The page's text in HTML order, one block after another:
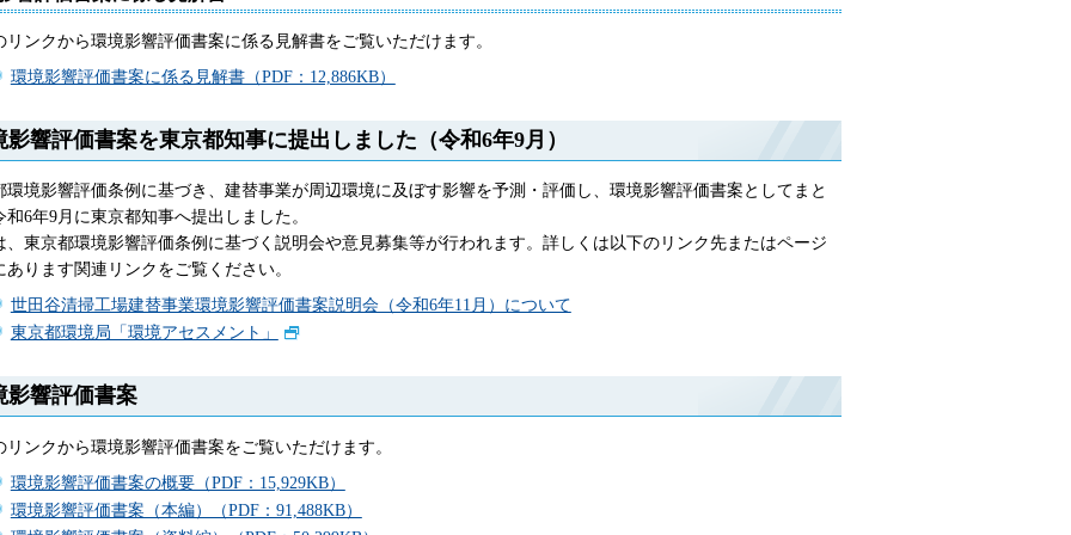
リンクから環境影響評価書案に係る見解書をご覧いただけます。
環境影響評価書案に係る見解書（PDF：12,886KB）
影響評価書案を東京都知事に提出しました（令和6年9月）
環境影響評価条例に基づき、建替事業が周辺環境に及ぼす影響を予測・評価し、環境影響評価書案としてまと
和6年9月に東京都知事へ提出しました。
、東京都環境影響評価条例に基づく説明会や意見募集等が行われます。詳しくは以下のリンク先またはページ
あります関連リンクをご覧ください。
世田谷清掃工場建替事業環境影響評価書案説明会（令和6年11月）について
東京都環境局「環境アセスメント」
影響評価書案
リンクから環境影響評価書案をご覧いただけます。
環境影響評価書案の概要（PDF：15,929KB）
環境影響評価書案（本編）（PDF：91,488KB）